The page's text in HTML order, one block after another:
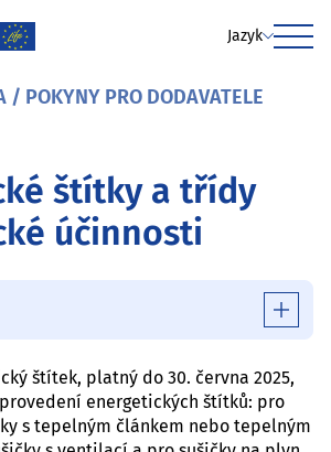
Jazyk
Menu
/ POKYNY PRO DODAVATELE
štítky a třídy
účinnosti
štítek, platný do 30. června 2025,
energetických štítků: pro
s tepelným článkem nebo tepelným